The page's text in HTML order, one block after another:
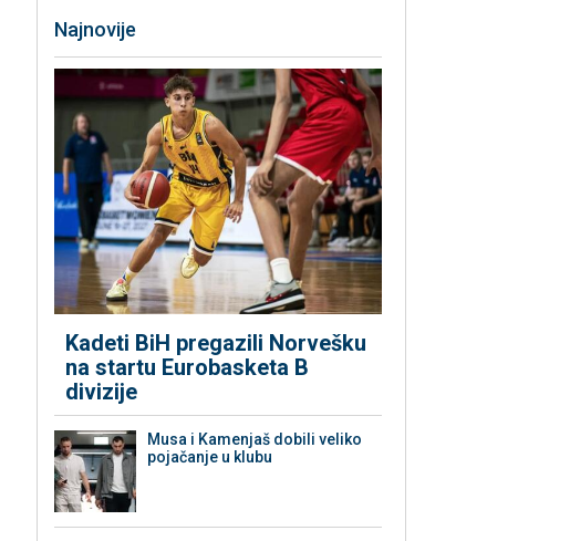
Najnovije
Kadeti BiH pregazili Norvešku
na startu Eurobasketa B
divizije
Musa i Kamenjaš dobili veliko
pojačanje u klubu